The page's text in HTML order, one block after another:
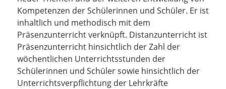
Kompetenzen der Schülerinnen und Schüler. Er ist
inhaltlich und methodisch mit dem
Präsenzunterricht verknüpft. Distanzunterricht ist
Präsenzunterricht hinsichtlich der Zahl der
wöchentlichen Unterrichtsstunden der
Schülerinnen und Schüler sowie hinsichtlich der
Unterrichtsverpflichtung der Lehrkräfte